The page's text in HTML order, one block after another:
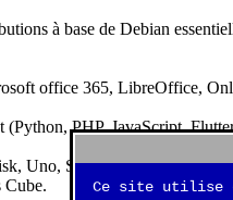
à base de Debian
office 365, LibreOffice,
(Python, PHP, JavaScript,
Uno, Scrabble...), mais
Cube.
Ce site utilise